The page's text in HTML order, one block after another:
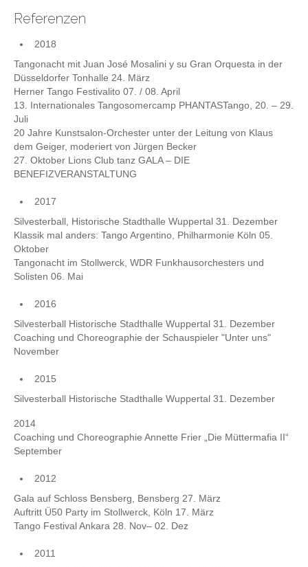
Referenzen
2018
Tangonacht mit Juan José Mosalini y su Gran Orquesta in der
Düsseldorfer Tonhalle 24. März
Herner Tango Festivalito 07. / 08. April
13. Internationales Tangosomercamp PHANTASTango, 20. – 29.
Juli
20 Jahre Kunstsalon-Orchester unter der Leitung von Klaus
dem Geiger, moderiert von Jürgen Becker
27. Oktober Lions Club tanz GALA – DIE
BENEFIZVERANSTALTUNG
2017
Silvesterball, Historische Stadthalle Wuppertal 31. Dezember
Klassik mal anders: Tango Argentino, Philharmonie Köln 05.
Oktober
Tangonacht im Stollwerck, WDR Funkhausorchesters und
Solisten 06. Mai
2016
Silvesterball Historische Stadthalle Wuppertal 31. Dezember
Coaching und Choreographie der Schauspieler "Unter uns"
November
2015
Silvesterball Historische Stadthalle Wuppertal 31. Dezember
2014
Coaching und Choreographie Annette Frier „Die Müttermafia II“
September
2012
Gala auf Schloss Bensberg, Bensberg 27. März
Auftritt Ü50 Party im Stollwerck, Köln 17. März
Tango Festival Ankara 28. Nov– 02. Dez
2011